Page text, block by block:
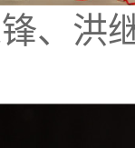
、洪